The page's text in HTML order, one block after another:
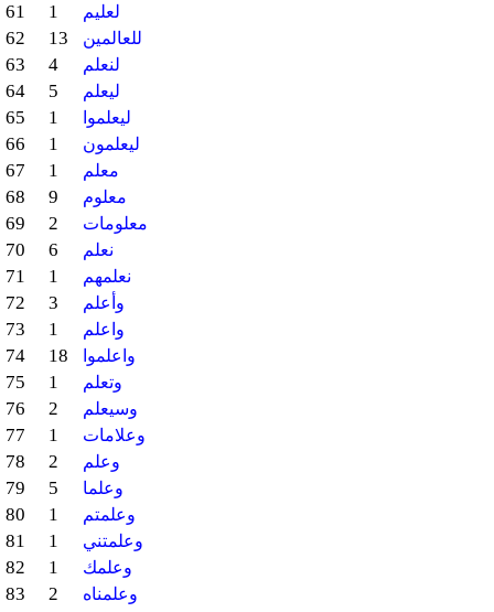
61 1 لعليم
62 13 للعالمين
63 4 لنعلم
64 5 ليعلم
65 1 ليعلموا
66 1 ليعلمون
67 1 معلم
68 9 معلوم
69 2 معلومات
70 6 نعلم
71 1 نعلمهم
72 3 وأعلم
73 1 واعلم
74 18 واعلموا
75 1 وتعلم
76 2 وسيعلم
77 1 وعلامات
78 2 وعلم
79 5 وعلما
80 1 وعلمتم
81 1 وعلمتني
82 1 وعلمك
83 2 وعلمناه